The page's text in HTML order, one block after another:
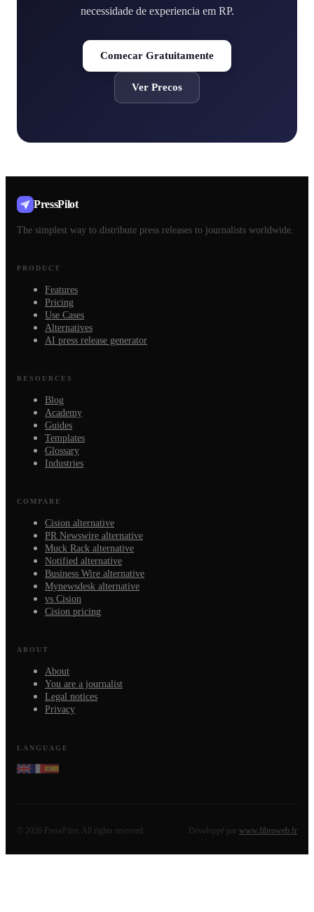
necessidade de experiencia em RP.
Comecar Gratuitamente
Ver Precos
PressPilot
The simplest way to distribute press releases to journalists worldwide.
PRODUCT
Features
Pricing
Use Cases
Alternatives
AI press release generator
RESOURCES
Blog
Academy
Guides
Templates
Glossary
Industries
COMPARE
Cision alternative
PR Newswire alternative
Muck Rack alternative
Notified alternative
Business Wire alternative
Mynewsdesk alternative
vs Cision
Cision pricing
ABOUT
About
You are a journalist
Legal notices
Privacy
LANGUAGE
© 2026 PressPilot. All rights reserved. Développé par www.fibroweb.fr